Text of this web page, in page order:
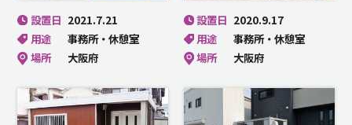
設置日 2021.7.21
用途
事務所・休憩室
場所
大阪府
設置日 2020.9.17
用途
事務所・休憩室
場所
大阪府